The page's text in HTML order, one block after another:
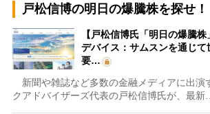
戸松信博の明日の爆騰株を探せ！
【戸松信博氏「明日の爆騰
デバイス：サムスンを通じ
要…
新聞や雑誌など多数の金融メディアに出演
クアドバイザーズ代表の戸松信博氏が、最新